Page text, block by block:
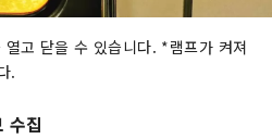
고 닫을 수 있습니다. *램프가 켜져
.
수집